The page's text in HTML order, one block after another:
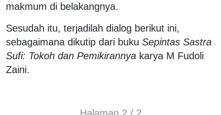
makmum di belakangnya.
Sesudah itu, terjadilah dialog berikut ini,
sebagaimana dikutip dari buku Sepintas Sastra
Sufi: Tokoh dan Pemikirannya karya M Fudoli
Zaini.